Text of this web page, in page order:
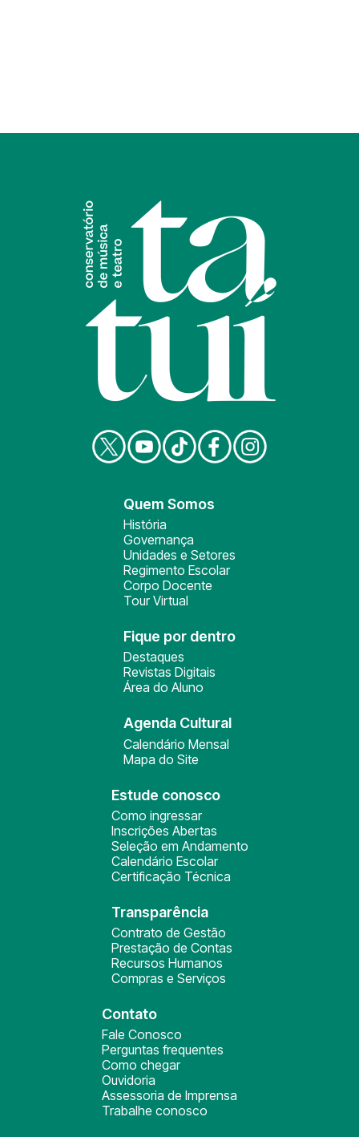
Quem Somos
História
Governança
Unidades e Setores
Regimento Escolar
Corpo Docente
Tour Virtual
Fique por dentro
Destaques
Revistas Digitais
Área do Aluno
Agenda Cultural
Calendário Mensal
Mapa do Site
Estude conosco
Como ingressar
Inscrições Abertas
Seleção em Andamento
Calendário Escolar
Certificação Técnica
Transparência
Contrato de Gestão
Prestação de Contas
Recursos Humanos
Compras e Serviços
Contato
Fale Conosco
Perguntas frequentes
Como chegar
Ouvidoria
Assessoria de Imprensa
Trabalhe conosco